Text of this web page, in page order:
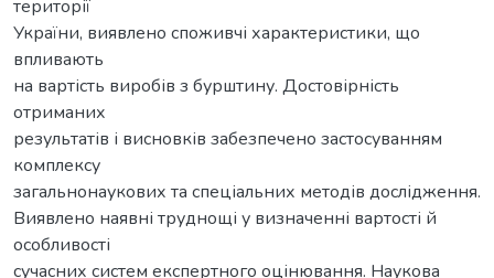
території
України, виявлено споживчі характеристики, що
впливають
на вартість виробів з бурштину. Достовірність
отриманих
результатів і висновків забезпечено застосуванням
комплексу
загальнонаукових та спеціальних методів дослідження.
Виявлено наявні труднощі у визначенні вартості й
особливості
сучасних систем експертного оцінювання. Наукова